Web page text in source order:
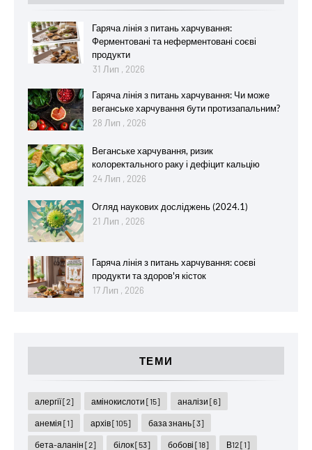
Гаряча лінія з питань харчування:
Ферментовані та неферментовані соєві
продукти
31 Лип , 2026
Гаряча лінія з питань харчування: Чи може
веганське харчування бути протизапальним?
28 Лип , 2026
Веганське харчування, ризик
колоректального раку і дефіцит кальцію
24 Лип , 2026
Огляд наукових досліджень (2024.1)
21 Лип , 2026
Гаряча лінія з питань харчування: соєві
продукти та здоров'я кісток
17 Лип , 2026
ТЕМИ
алергії[2] амінокислоти [15] аналізи [6]
анемія [1] архів[105] база знань[3]
бета-аланін [2] білок[53] бобові [18] В12[1]